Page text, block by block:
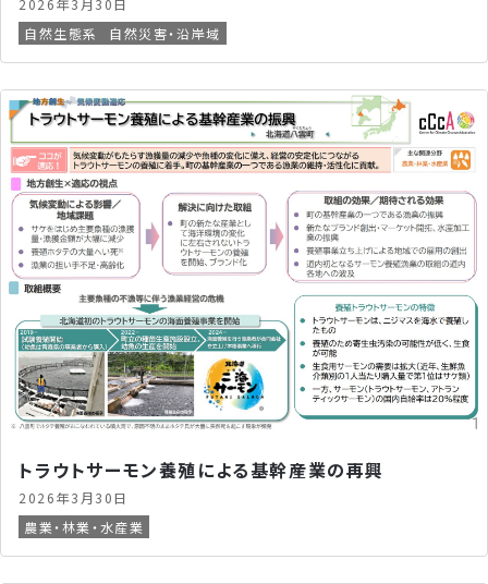
自然生態系
自然災害・沿岸域
トラウトサーモン養殖による基幹産業の再興
2026年3月30日
農業・林業・水産業